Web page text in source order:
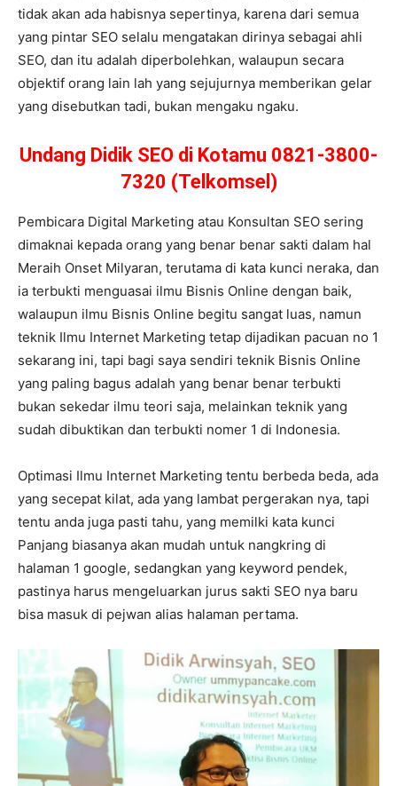
tidak akan ada habisnya sepertinya, karena dari semua
yang pintar SEO selalu mengatakan dirinya sebagai ahli
SEO, dan itu adalah diperbolehkan, walaupun secara
objektif orang lain lah yang sejujurnya memberikan gelar
yang disebutkan tadi, bukan mengaku ngaku.
Undang Didik SEO di Kotamu 0821-3800-
7320 (Telkomsel)
Pembicara Digital Marketing atau Konsultan SEO sering
dimaknai kepada orang yang benar benar sakti dalam hal
Meraih Onset Milyaran, terutama di kata kunci neraka, dan
ia terbukti menguasai ilmu Bisnis Online dengan baik,
walaupun ilmu Bisnis Online begitu sangat luas, namun
teknik Ilmu Internet Marketing tetap dijadikan pacuan no 1
sekarang ini, tapi bagi saya sendiri teknik Bisnis Online
yang paling bagus adalah yang benar benar terbukti
bukan sekedar ilmu teori saja, melainkan teknik yang
sudah dibuktikan dan terbukti nomer 1 di Indonesia.
Optimasi Ilmu Internet Marketing tentu berbeda beda, ada
yang secepat kilat, ada yang lambat pergerakan nya, tapi
tentu anda juga pasti tahu, yang memilki kata kunci
Panjang biasanya akan mudah untuk nangkring di
halaman 1 google, sedangkan yang keyword pendek,
pastinya harus mengeluarkan jurus sakti SEO nya baru
bisa masuk di pejwan alias halaman pertama.